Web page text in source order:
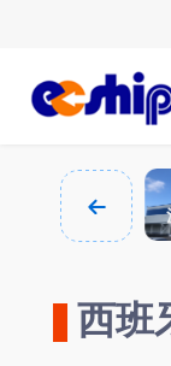
西班牙海外仓
西班